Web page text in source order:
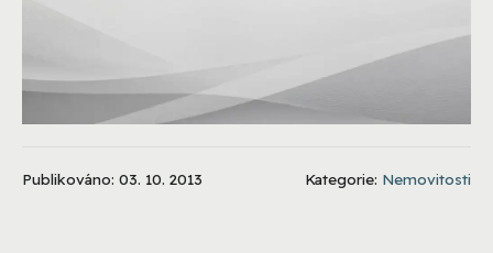
Publikováno: 03. 10. 2013 Kategorie: Nemovitosti